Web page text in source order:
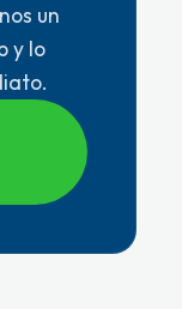
un
y lo